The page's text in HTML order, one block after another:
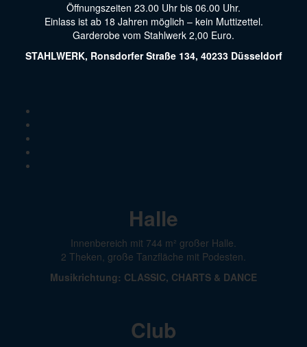
Öffnungszeiten 23.00 Uhr bis 06.00 Uhr.
Einlass ist ab 18 Jahren möglich – kein Muttizettel.
Garderobe vom Stahlwerk 2,00 Euro.
STAHLWERK, Ronsdorfer Straße 134, 40233 Düsseldorf
Halle
Innenbereich mit 744 m² großer Halle.
2 Theken, große Tanzfläche mit Podesten.
Musikrichtung: CLASSIC, CHARTS & DANCE
Club